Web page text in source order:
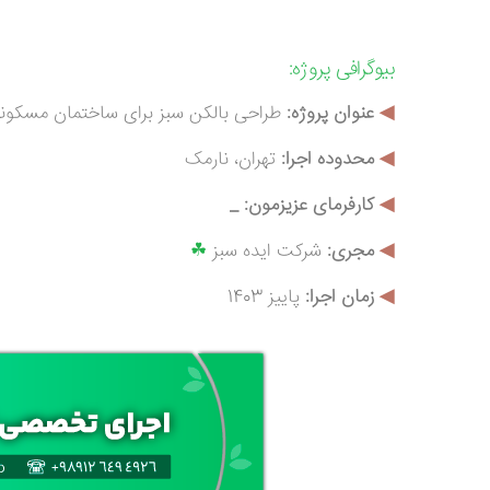
بیوگرافی پروژه:
◀عنوان پروژه: طراحی بالکن سبز برای ساختمان
◀محدوده اجرا: تهران، نارمک
◀کارفرمای عزیزمون: _
◀مجری: شرکت ایده سبز ☘
◀زمان اجرا: پاییز 1403